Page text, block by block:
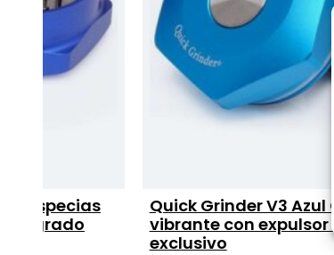
Quick Grinder V3 Azul Cielo –
vibrante con expulsor de
exclusivo